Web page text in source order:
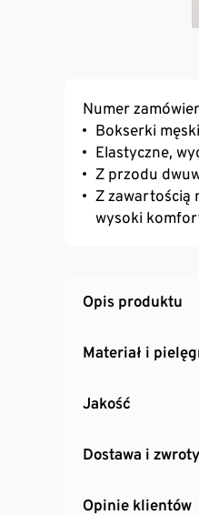
Numer
Bokserki
Elastyczne,
Z przodu
Z zawartością
wysoki
Opis produktu
Materiał i
Jakość
Dostawa i zwroty
Opinie klientów